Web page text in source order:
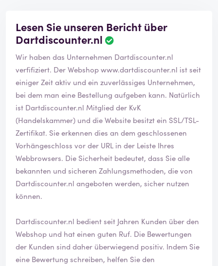
Lesen Sie unseren Bericht über
Dartdiscounter.nl
Wir haben das Unternehmen Dartdiscounter.nl
verfifiziert. Der Webshopwww.dartdiscounter.nl ist seit
einiger Zeit aktiv und ein zuverlässiges Unternehmen,
bei dem man eine Bestellung aufgeben kann. Natürlich
ist Dartdiscounter.nl Mitglied der KvK
(Handelskammer) und die Website besitzt ein SSL/TSL-
Zertifikat. Sie erkennen dies an dem geschlossenen
Vorhängeschloss vor der URL in der Leiste Ihres
Webbrowsers. Die Sicherheit bedeutet, dass Sie alle
bekannten und sicheren Zahlungsmethoden, die von
Dartdiscounter.nl angeboten werden, sicher nutzen
können.
Dartdiscounter.nl bedient seit Jahren Kunden über den
Webshop und hat einen guten Ruf. Die Bewertungen
der Kunden sind daher überwiegend positiv. Indem Sie
eine Bewertung schreiben, helfen Sie den